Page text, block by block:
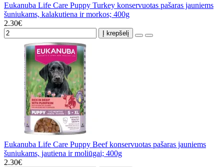
Eukanuba Life Care Puppy Turkey konservuotas pašaras jauniems
šuniukams, kalakutiena ir morkos; 400g
2.30€
Į krepšelį
Eukanuba Life Care Puppy Beef konservuotas pašaras jauniems
šuniukams, jautiena ir moliūgai; 400g
2.30€